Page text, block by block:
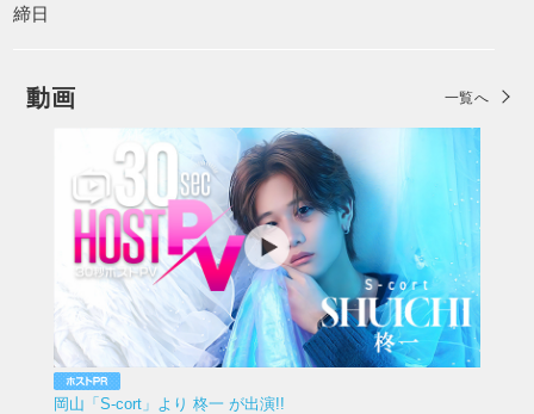
締日
動画 一覧へ
岡山「S-cort」より 柊一 が出演!!